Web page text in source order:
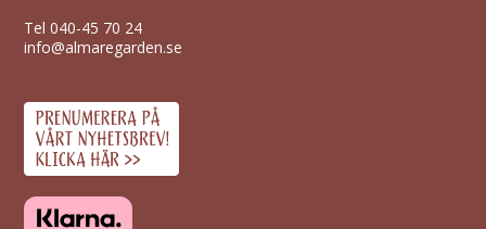
Tel040-45 70 24
info@almaregarden.se